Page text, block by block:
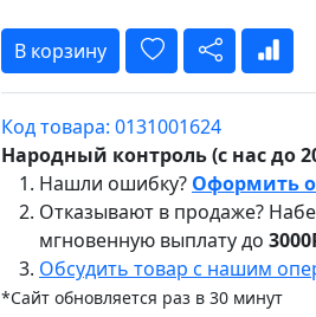
В корзину
Код товара: 0131001624
Народный контроль (с нас до
Нашли ошибку? Оформить
Отказывают в продаже?
мгновенную выплату до
Обсудить товар с нашим
*Сайт обновляется раз в 30 минут